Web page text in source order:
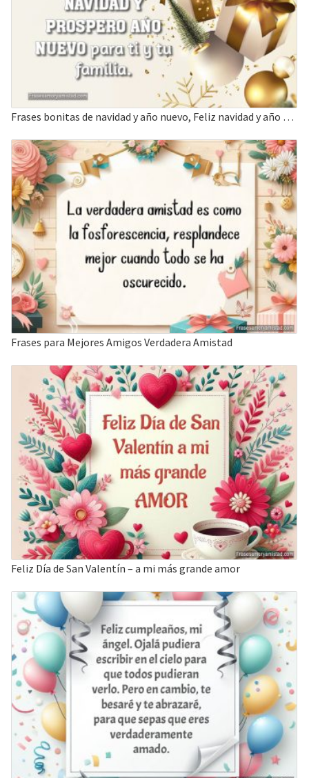
Frases bonitas de navidad y año nuevo, Feliz navidad y año nuevo para ti y tu familia.
Frases para Mejores Amigos Verdadera Amistad
Feliz Día de San Valentín – a mi más grande amor